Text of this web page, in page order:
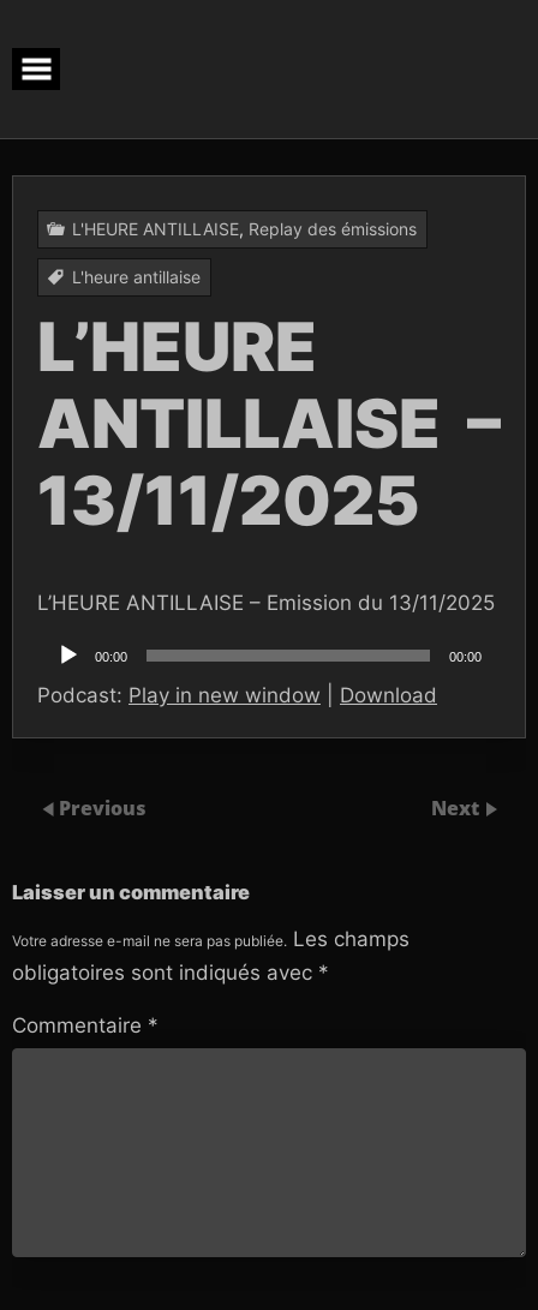
content
L'HEURE ANTILLAISE, Replay des émissions
L'heure antillaise
L’HEURE
ANTILLAISE –
13/11/2025
L’HEURE ANTILLAISE – Emission du 13/11/2025
audio
00:00 00:00
Podcast: Play in new window Download
Previous Next
Laisser un commentaire
Votre adresse e-mail ne sera pas publiée. Les champs
obligatoires sont indiqués avec *
Commentaire *